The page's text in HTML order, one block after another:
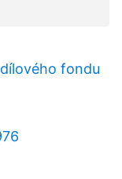
fondu